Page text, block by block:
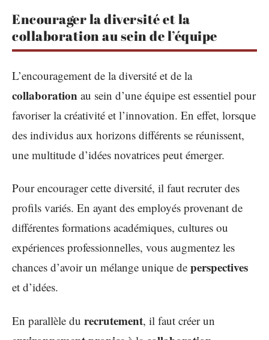
Encourager la diversité et la
collaboration au sein de l’équipe
L’encouragement de la diversité et de la
collaboration au sein d’une équipe est essentiel pour
favoriser la créativité et l’innovation. En effet, lorsque
des individus aux horizons différents se réunissent,
une multitude d’idées novatrices peut émerger.
Pour encourager cette diversité, il faut recruter des
profils variés. En ayant des employés provenant de
différentes formations académiques, cultures ou
expériences professionnelles, vous augmentez les
chances d’avoir un mélange unique de perspectives
et d’idées.
En parallèle du recrutement, il faut créer un